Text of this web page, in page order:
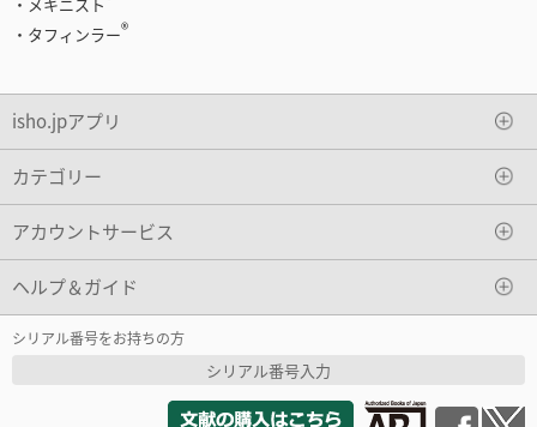
・メキニスト
・タフィンラー®
isho.jpアプリ
カテゴリー
アカウントサービス
ヘルプ＆ガイド
シリアル番号をお持ちの方
シリアル番号入力